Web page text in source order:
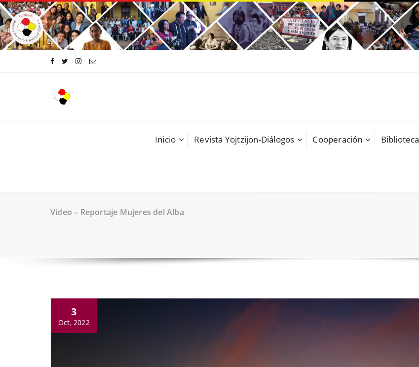
Saltar
al
contenido
Inicio Revista Yojtzijon-Diálogos Cooperación Biblioteca
Video – Reportaje Mujeres del Alba
3
Oct, 2022